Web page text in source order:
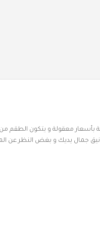
بأسعار معقولة و يتكون
جمال يديك و بغض النظر عن